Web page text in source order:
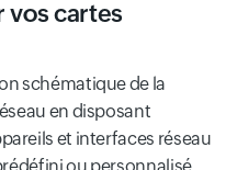
vos cartes
schématique de la
en disposant
et interfaces réseau